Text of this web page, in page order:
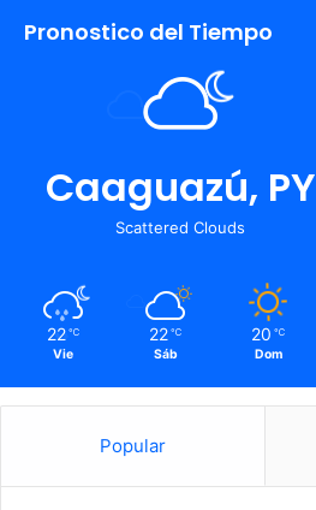
Pronostico del Tiempo
Caaguazú, PY
Scattered Clouds
22 ℃
Vie
22 ℃
Sáb
20 ℃
Dom
Popular